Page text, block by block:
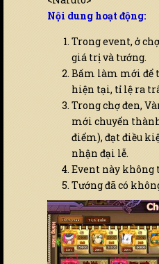
Nội dung hoạt động:
Trong event, ở
giá trị và tướng.
Bấm làm mới để
hiện tại, tỉ lệ ra
Trong chợ đen,
mới chuyển
điểm), đạt điều
nhận đại lễ.
Event này không
Tướng đã có